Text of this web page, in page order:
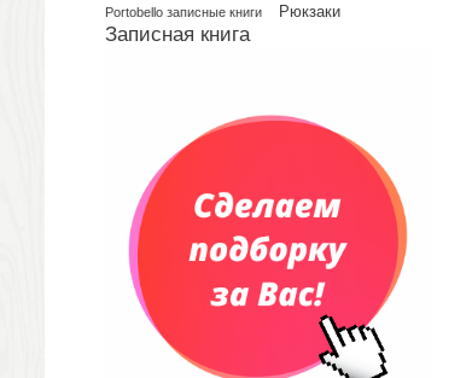
Рюкзаки
Конференц-сумки
Несессеры и косметички
Портфели
Чехлы для планшетов и ноутбуков
Сумка на пояс или шею
Аксессуары
Женские сумки
Уютный дом
Portobello записные книги Рюкзаки
Записная книга